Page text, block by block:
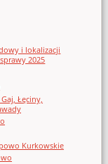
i lokalizacji
2025
Łęciny,
Kurkowskie